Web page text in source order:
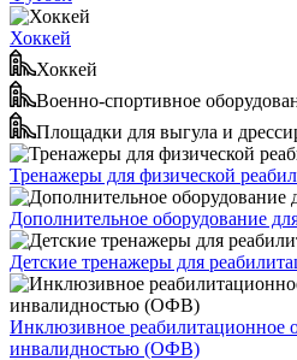
Хоккей
Хоккей
Военно-спортивное
Площадки для выгула и
Тренажеры для физической
Дополнительное оборудование
Детские тренажеры для
Инклюзивное реабилитационное
инвалидностью (ОФВ)